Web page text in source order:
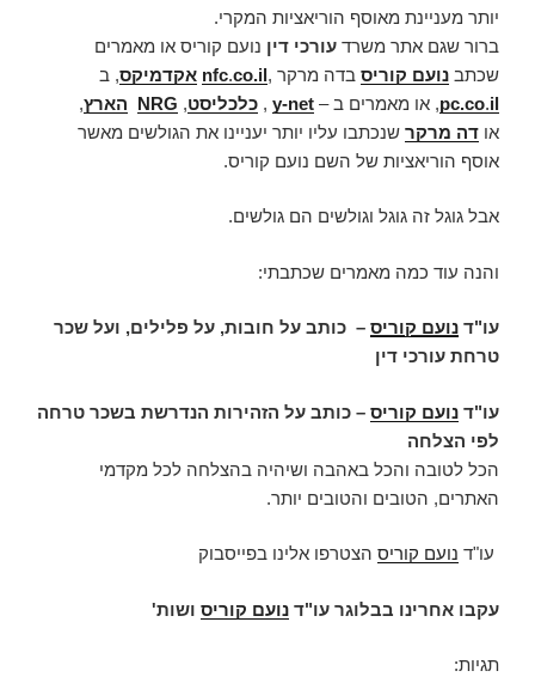
יותר מעניינת מאוסף הוריאציות המקרי.
ברור שגם אתר משרד עורכי דין נועם קוריס או מאמרים
שכתב נועם קוריס בדה מרקר , nfc.co.il אקדמיקס, ב
pc.co.il , או מאמרים ב – y-net
, כלכליסט,
NRG הארץ,
או דה מרקר שנכתבו עליו יותר יעניינו את הגולשים מאשר
אוסף הוריאציות של השם נועם קוריס.
אבל גוגל זה גוגל וגולשים הם גולשים.
והנה עוד כמה מאמרים שכתבתי:
עו"ד נועם קוריס – כותב על חובות, על פלילים, ועל שכר
טרחת עורכי דין
עו"ד נועם קוריס – כותב על הזהירות הנדרשת בשכר טרחה
לפי הצלחה
הכל לטובה והכל באהבה ושיהיה בהצלחה לכל מקדמי
האתרים, הטובים והטובים יותר.
עו"ד נועם קוריס הצטרפו אלינו בפייסבוק
עקבו אחרינו בבלוגר עו"ד נועם קוריס ושות'
תגיות: